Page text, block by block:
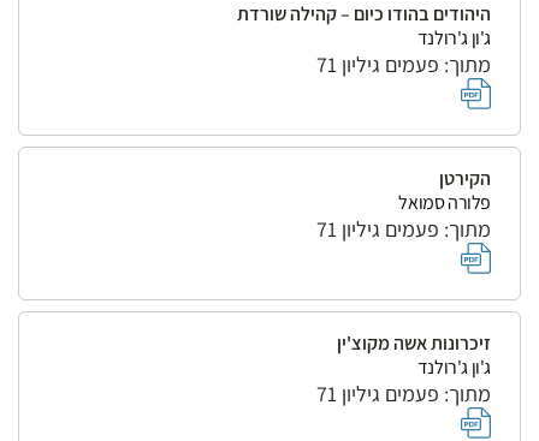
היהודים בהודו כיום – קהילה שורדת
ג'ון ג'רולנד
מתוך: פעמים גיליון 71
הקירטן
פלורה סמואל
מתוך: פעמים גיליון 71
זיכרונות אשה מקוצ'ין
ג'ון ג'רולנד
מתוך: פעמים גיליון 71